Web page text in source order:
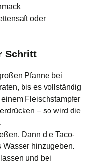
oder
Schritt
Pfanne bei
bis es vollständig
Fleischstampfer
– so wird die
Dann die Taco-
Wasser hinzugeben.
und bei